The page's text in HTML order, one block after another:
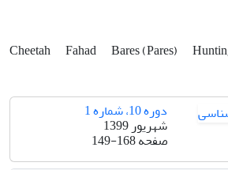
Cheetah Fahad Bares (Pares)
دوره 10، شماره 1
شهریور 1399
صفحه149-168